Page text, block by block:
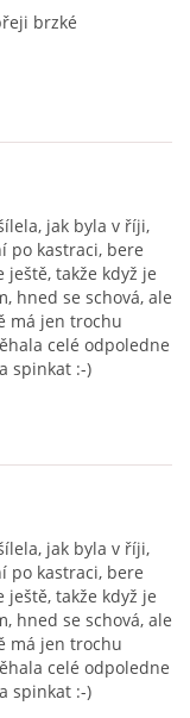
brzké
jak byla v říji,
po kastraci, bere
takže když je
hned se schová, ale
má jen trochu
celé odpoledne
spinkat :-)
jak byla v říji,
po kastraci, bere
takže když je
hned se schová, ale
má jen trochu
celé odpoledne
spinkat :-)